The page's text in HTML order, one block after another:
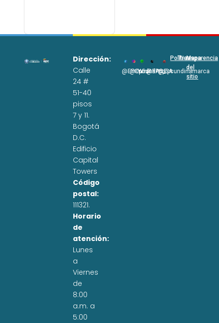
Dirección:
Calle
24 #
51-40
pisos
7 y 11.
Bogotá
D.C.
Edificio
Capital
Towers
Código
postal:
111321.
Horario
de
atención:
Lunes
a
Viernes
de
8:00
a.m. a
5:00
@EPCundi
@Epcundi
WhatsApp
@EPC_SA
@Epcundinamarca
Políticas
Transparencia
Mapa
del
sitio